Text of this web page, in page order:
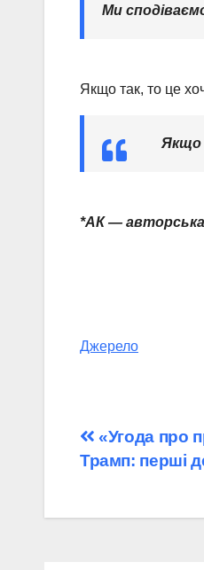
Ми
Якщо так, то це
Якщо
*АК — авторська
Джерело
записів
«Угода про
Трамп: перші